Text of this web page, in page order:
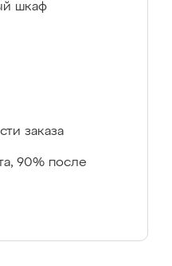
шкаф
заказа
90% после